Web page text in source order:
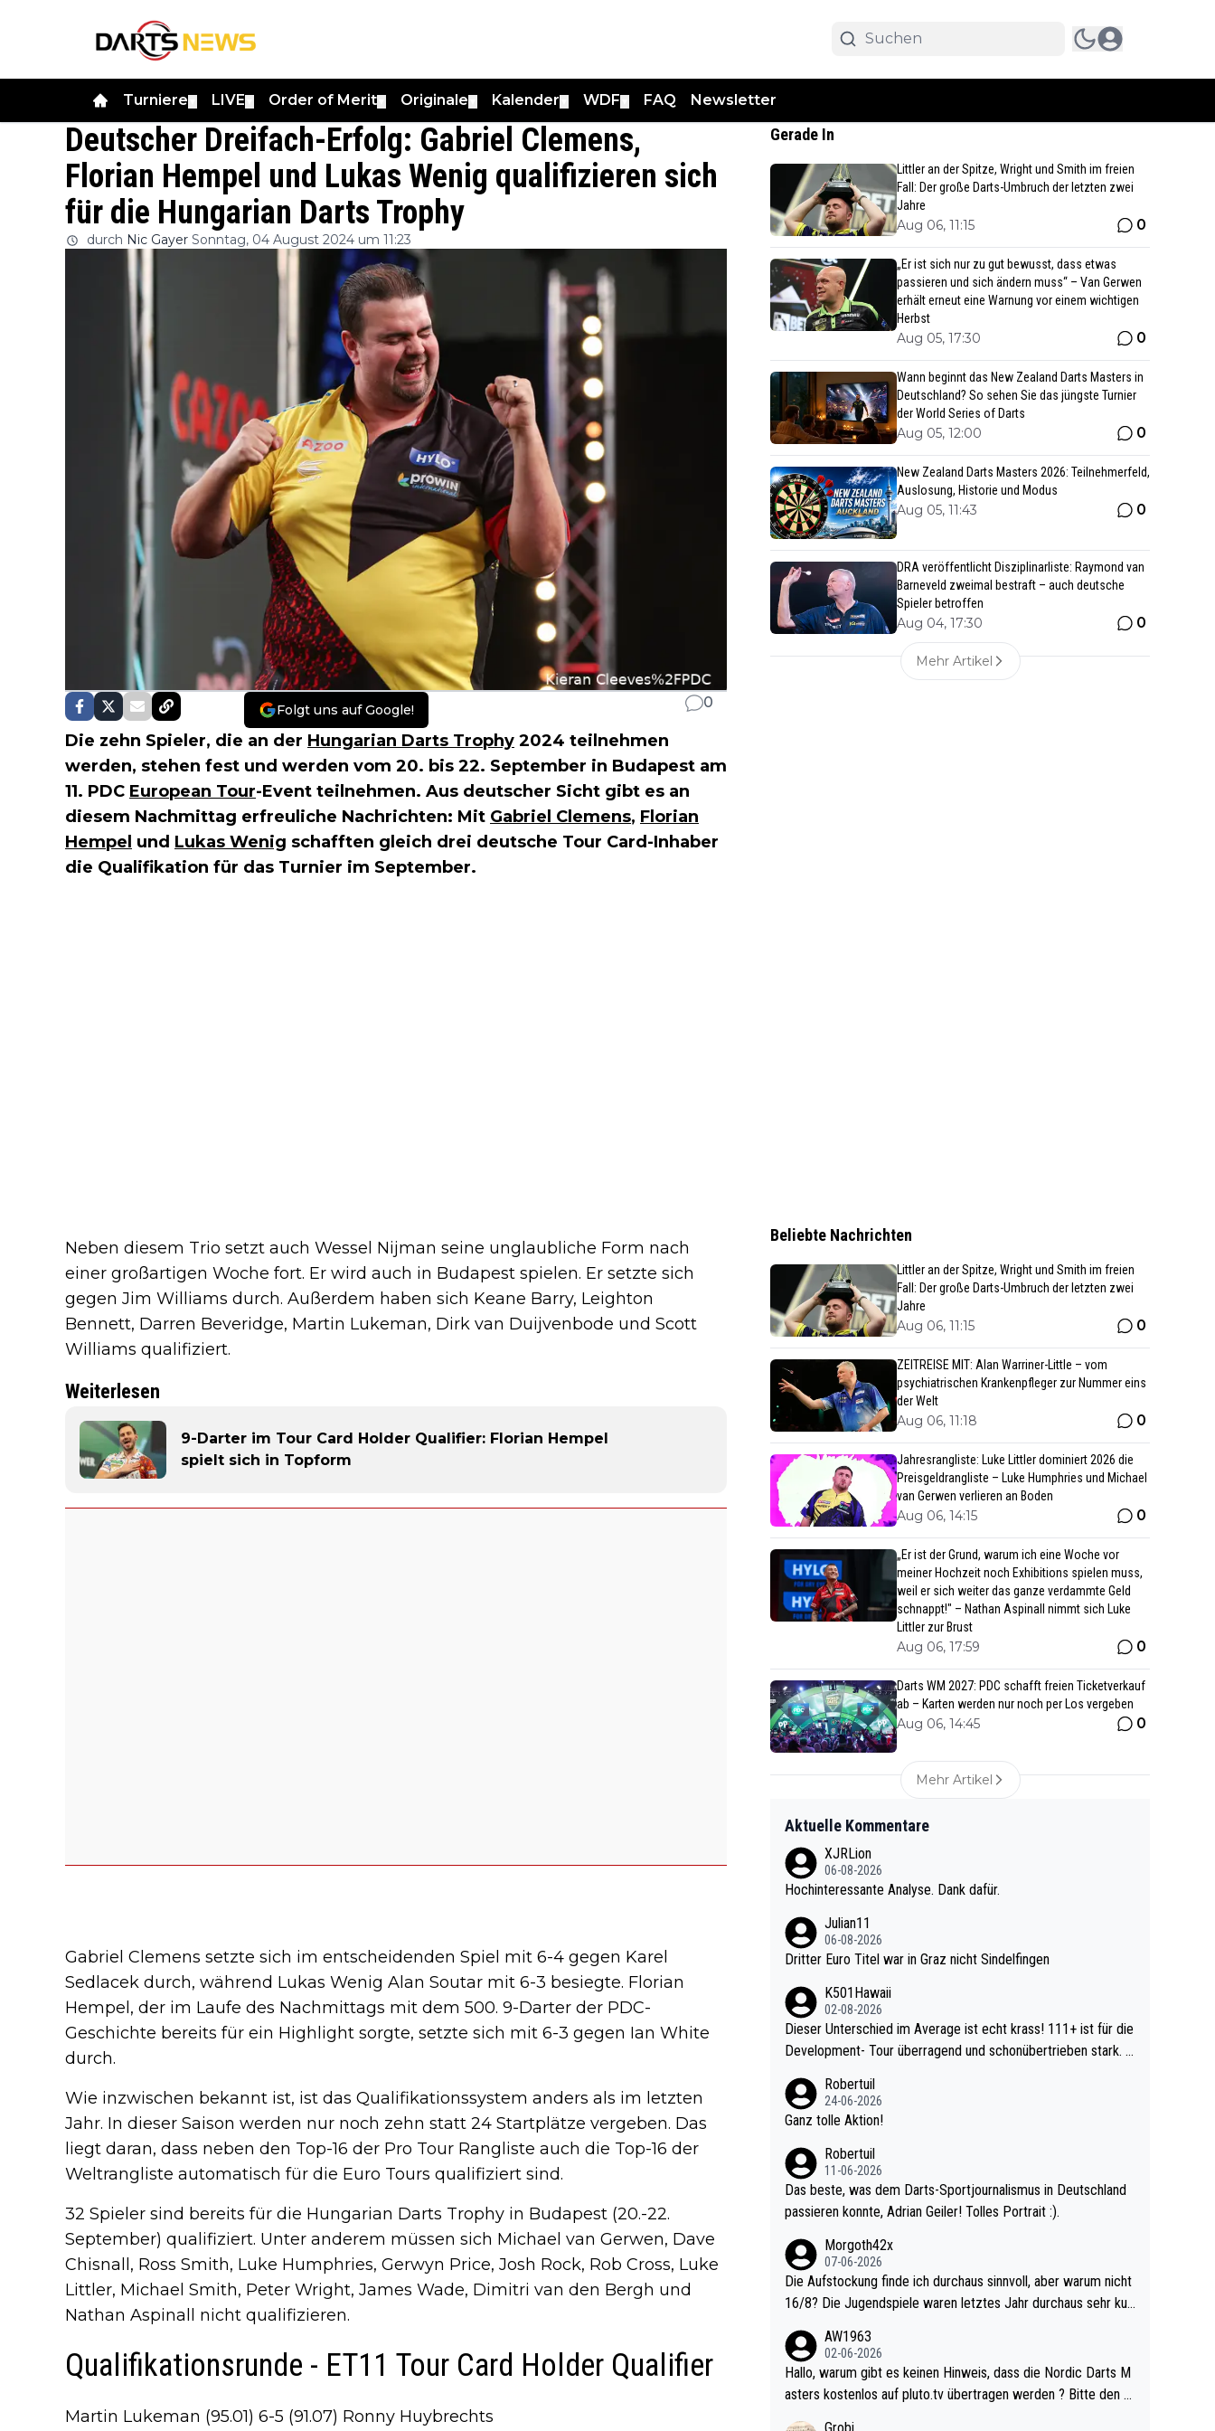
Turniere LIVE Order of Merit Originale Kalender WDF FAQ Newsletter
Deutscher Dreifach-Erfolg: Gabriel Clemens,
Florian Hempel und Lukas Wenig qualifizieren sich
für die Hungarian Darts Trophy
durch Nic Gayer Sonntag, 04 August 2024 um 11:23
Folgt uns auf Google! 0
Die zehn Spieler, die an der Hungarian Darts Trophy 2024 teilnehmen
werden, stehen fest und werden vom 20. bis 22. September in Budapest am
11. PDC European Tour-Event teilnehmen. Aus deutscher Sicht gibt es an
diesem Nachmittag erfreuliche Nachrichten: Mit Gabriel Clemens, Florian
Hempel und Lukas Wenig schafften gleich drei deutsche Tour Card-Inhaber
die Qualifikation für das Turnier im September.
Neben diesem Trio setzt auch Wessel Nijman seine unglaubliche Form nach
einer großartigen Woche fort. Er wird auch in Budapest spielen. Er setzte sich
gegen Jim Williams durch. Außerdem haben sich Keane Barry, Leighton
Bennett, Darren Beveridge, Martin Lukeman, Dirk van Duijvenbode und Scott
Williams qualifiziert.
Weiterlesen
9-Darter im Tour Card Holder Qualifier: Florian Hempel
spielt sich in Topform
Gabriel Clemens setzte sich im entscheidenden Spiel mit 6-4 gegen Karel
Sedlacek durch, während Lukas Wenig Alan Soutar mit 6-3 besiegte. Florian
Hempel, der im Laufe des Nachmittags mit dem 500. 9-Darter der PDC-
Geschichte bereits für ein Highlight sorgte, setzte sich mit 6-3 gegen Ian White
durch.
Wie inzwischen bekannt ist, ist das Qualifikationssystem anders als im letzten
Jahr. In dieser Saison werden nur noch zehn statt 24 Startplätze vergeben. Das
liegt daran, dass neben den Top-16 der Pro Tour Rangliste auch die Top-16 der
Weltrangliste automatisch für die Euro Tours qualifiziert sind.
32 Spieler sind bereits für die Hungarian Darts Trophy in Budapest (20.-22.
September) qualifiziert. Unter anderem müssen sich Michael van Gerwen, Dave
Chisnall, Ross Smith, Luke Humphries, Gerwyn Price, Josh Rock, Rob Cross, Luke
Littler, Michael Smith, Peter Wright, James Wade, Dimitri van den Bergh und
Nathan Aspinall nicht qualifizieren.
Qualifikationsrunde - ET11 Tour Card Holder Qualifier
Martin Lukeman (95.01) 6-5 (91.07) Ronny Huybrechts
Gerade In
Littler an der Spitze, Wright und Smith im freien
Fall: Der große Darts-Umbruch der letzten zwei
Jahre
Aug 06, 11:15 0
„Er ist sich nur zu gut bewusst, dass etwas
passieren und sich ändern muss“ – Van Gerwen
erhält erneut eine Warnung vor einem wichtigen
Herbst
Aug 05, 17:30 0
Wann beginnt das New Zealand Darts Masters in
Deutschland? So sehen Sie das jüngste Turnier
der World Series of Darts
Aug 05, 12:00 0
New Zealand Darts Masters 2026: Teilnehmerfeld,
Auslosung, Historie und Modus
Aug 05, 11:43 0
DRA veröffentlicht Disziplinarliste: Raymond van
Barneveld zweimal bestraft – auch deutsche
Spieler betroffen
Aug 04, 17:30 0
Mehr Artikel
Beliebte Nachrichten
Littler an der Spitze, Wright und Smith im freien
Fall: Der große Darts-Umbruch der letzten zwei
Jahre
Aug 06, 11:15 0
ZEITREISE MIT: Alan Warriner-Little – vom
psychiatrischen Krankenpfleger zur Nummer eins
der Welt
Aug 06, 11:18 0
Jahresrangliste: Luke Littler dominiert 2026 die
Preisgeldrangliste – Luke Humphries und Michael
van Gerwen verlieren an Boden
Aug 06, 14:15 0
„Er ist der Grund, warum ich eine Woche vor
meiner Hochzeit noch Exhibitions spielen muss,
weil er sich weiter das ganze verdammte Geld
schnappt!" – Nathan Aspinall nimmt sich Luke
Littler zur Brust
Aug 06, 17:59 0
Darts WM 2027: PDC schafft freien Ticketverkauf
ab – Karten werden nur noch per Los vergeben
Aug 06, 14:45 0
Mehr Artikel
Aktuelle Kommentare
XJRLion
06-08-2026
Hochinteressante Analyse. Dank dafür.
Julian11
06-08-2026
Dritter Euro Titel war in Graz nicht Sindelfingen
K501Hawaii
02-08-2026
Dieser Unterschied im Average ist echt krass! 111+ ist für die
Development- Tour überragend und schonübertrieben stark. U
e mal 40+ erst recht. Da gewinnst keinen Blumentopf - ist ja n
och krasser wie ein Pokalspiel eines Kreisligisten vs einem Bu
Robertuil
24-06-2026
Ganz tolle Aktion!
Robertuil
11-06-2026
Das beste, was dem Darts-Sportjournalismus in Deutschland
passieren konnte, Adrian Geiler! Tolles Portrait :).
Morgoth42x
07-06-2026
Die Aufstockung finde ich durchaus sinnvoll, aber warum nicht
16/8? Die Jugendspiele waren letztes Jahr durchaus sehr kur
l. Allerdings ist Mitchell Lawrie als Nummer 1 der Welt eh quali
fiziert. Somit ändert die automatische Qualifikation des Weltm
eisters erstmal nichts. Ich denke sie wollen damit für nächste
AW1963
02-06-2026
Hallo, warum gibt es keinen Hinweis, dass die Nordic Darts M
asters kostenlos auf pluto.tv übertragen werden ? Bitte den A